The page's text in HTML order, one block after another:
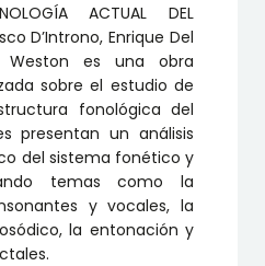
ACTUAL DEL
D’Introno, Enrique Del
Weston es una obra
sobre el estudio de
fonológica del
presentan un análisis
del sistema fonético y
temas como la
y vocales, la
la entonación y